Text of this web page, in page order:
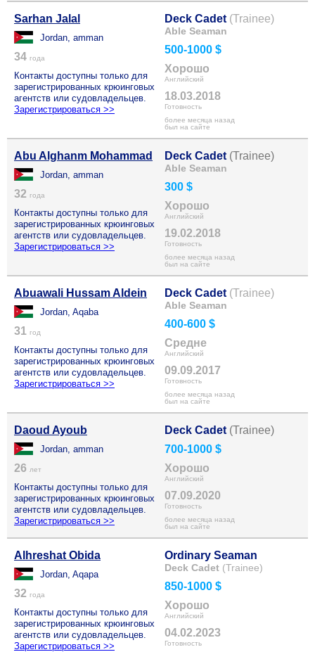
Sarhan Jalal
Jordan, amman
34 года
Контакты доступны только для
зарегистрированных крюинговых
агентств или судовладельцев.
Зарегистрироваться >>
Deck Cadet (Trainee)
Able Seaman
500-1000 $
Хорошо
Английский
18.03.2018
Готовность
более месяца назад
был на сайте
Abu Alghanm Mohammad
Jordan, amman
32 года
Контакты доступны только для
зарегистрированных крюинговых
агентств или судовладельцев.
Зарегистрироваться >>
Deck Cadet (Trainee)
Able Seaman
300 $
Хорошо
Английский
19.02.2018
Готовность
более месяца назад
был на сайте
Abuawali Hussam Aldein
Jordan, Aqaba
31 год
Контакты доступны только для
зарегистрированных крюинговых
агентств или судовладельцев.
Зарегистрироваться >>
Deck Cadet (Trainee)
Able Seaman
400-600 $
Средне
Английский
09.09.2017
Готовность
более месяца назад
был на сайте
Daoud Ayoub
Jordan, amman
26 лет
Контакты доступны только для
зарегистрированных крюинговых
агентств или судовладельцев.
Зарегистрироваться >>
Deck Cadet (Trainee)
700-1000 $
Хорошо
Английский
07.09.2020
Готовность
более месяца назад
был на сайте
Alhreshat Obida
Jordan, Aqapa
32 года
Контакты доступны только для
зарегистрированных крюинговых
агентств или судовладельцев.
Зарегистрироваться >>
Ordinary Seaman
Deck Cadet (Trainee)
850-1000 $
Хорошо
Английский
04.02.2023
Готовность